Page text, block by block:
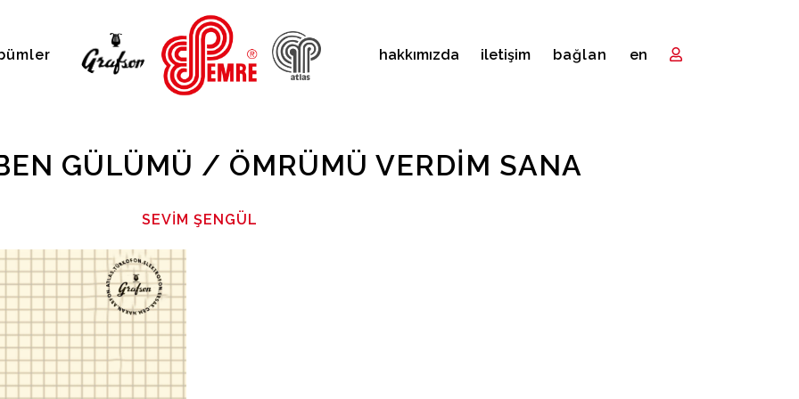
hakkımızda i̇letişim bağlan en
GÜLÜMÜ / ÖMRÜMÜ VERDIM SANA
SEVIM ŞENGÜL